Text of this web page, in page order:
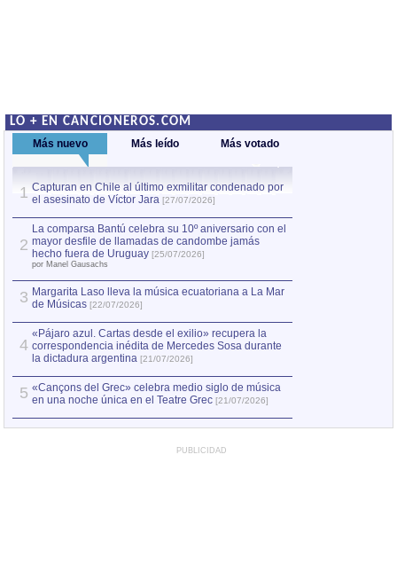
LO + EN CANCIONEROS.COM
Más nuevo Más leído Más votado
1 Capturan en Chile al último exmilitar condenado por
el asesinato de Víctor Jara [27/07/2026]
2
La comparsa Bantú celebra su 10º aniversario con el
mayor desfile de llamadas de candombe jamás
hecho fuera de Uruguay [25/07/2026]
por Manel Gausachs
3 Margarita Laso lleva la música ecuatoriana a La Mar
de Músicas [22/07/2026]
4
«Pájaro azul. Cartas desde el exilio» recupera la
correspondencia inédita de Mercedes Sosa durante
la dictadura argentina [21/07/2026]
5 «Cançons del Grec» celebra medio siglo de música
en una noche única en el Teatre Grec [21/07/2026]
PUBLICIDAD